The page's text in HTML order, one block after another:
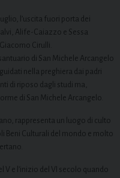
l’uscita fuori porta dei
Alife-Caiazzo e Sessa
Cirulli.
di San Michele Arcangelo
nella preghiera dai padri
di riposo dagli studi ma,
di San Michele Arcangelo.
rappresenta un luogo di culto
Beni Culturali del mondo e molto
V e l’inizio del VI secolo quando